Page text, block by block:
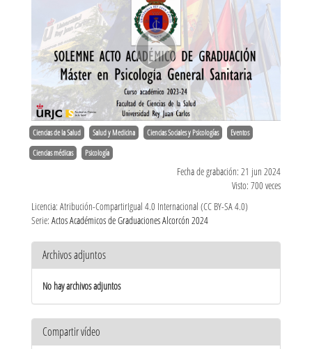
Ciencias de la Salud Salud y Medicina Ciencias Sociales y Psicologías Eventos
Ciencias médicas Psicología
Fecha de grabación: 21 jun 2024
Visto: 700 veces
Licencia: Atribución-CompartirIgual 4.0 Internacional (CC BY-SA 4.0)
Serie: Actos Académicos de Graduaciones Alcorcón 2024
Archivos adjuntos
No hay archivos adjuntos
Compartir vídeo